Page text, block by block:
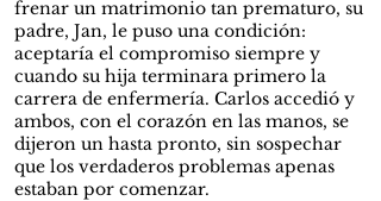
frenar un matrimonio tan prematuro, su
padre, Jan, le puso una condición:
aceptaría el compromiso siempre y
cuando su hija terminara primero la
carrera de enfermería. Carlos accedió y
ambos, con el corazón en las manos, se
dijeron un hasta pronto, sin sospechar
que los verdaderos problemas apenas
estaban por comenzar.